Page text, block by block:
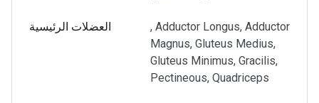
العضلات الرئيسية
, Adductor Longus, Adductor
Magnus, Gluteus Medius,
Gluteus Minimus, Gracilis,
Pectineous, Quadriceps